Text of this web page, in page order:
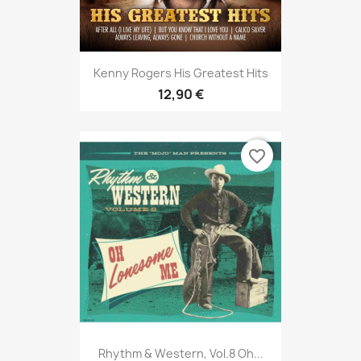
Kenny Rogers His Greatest Hits
12,90 €
Rhythm & Western, Vol.8 Oh...
favorite_border